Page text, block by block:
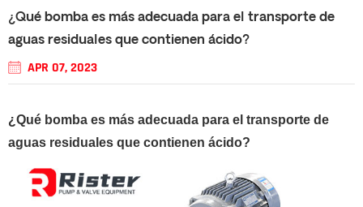
¿Qué bomba es más adecuada para el transporte de
aguas residuales que contienen ácido?
APR 07, 2023
¿Qué bomba es más adecuada para el transporte de
aguas residuales que contienen ácido?